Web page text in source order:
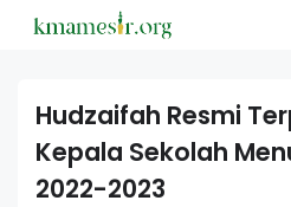
Hudzaifah Resmi
Kepala Sekolah
2022-2023